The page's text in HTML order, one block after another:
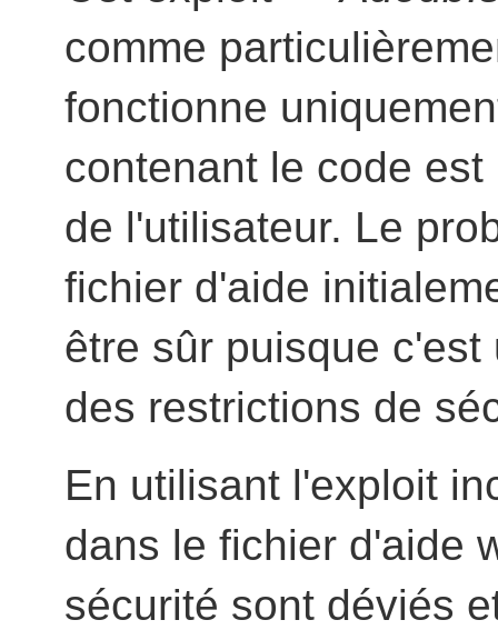
comme
fonctionne
contenant le code
de l'utilisateur. Le
fichier d'aide
être sûr puisque
des restrictions de
En utilisant l'exploit
dans le fichier d'aide
sécurité sont déviés